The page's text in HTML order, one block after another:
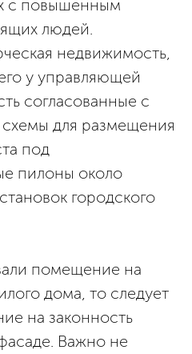
с повышенным
людей.
недвижимость,
у управляющей
согласованные с
для размещения
под
пилоны около
городского
помещение на
дома, то следует
на законность
Важно не